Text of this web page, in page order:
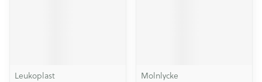
Leukoplast Molnlycke